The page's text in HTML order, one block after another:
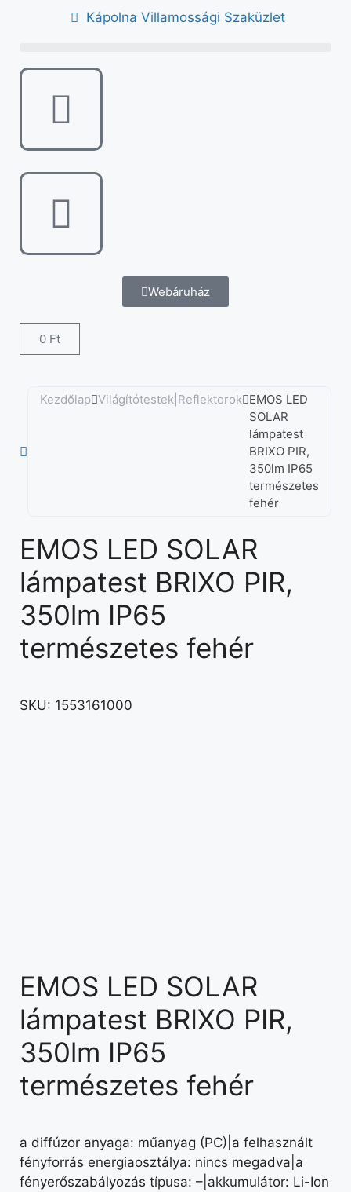
Kápolna Villamossági Szaküzlet
Webáruház
0 Ft
Kezdőlap Világítótestek|Reflektorok EMOS LED
SOLAR
lámpatest
BRIXO PIR,
350lm IP65
természetes
fehér
EMOS LED SOLAR
lámpatest BRIXO PIR,
350lm IP65
természetes fehér
SKU: 1553161000
EMOS LED SOLAR
lámpatest BRIXO PIR,
350lm IP65
természetes fehér
a diffúzor anyaga: műanyag (PC)|a felhasznált
fényforrás energiaosztálya: nincs megadva|a
fényerőszabályozás típusa: –|akkumulátor: Li-Ion